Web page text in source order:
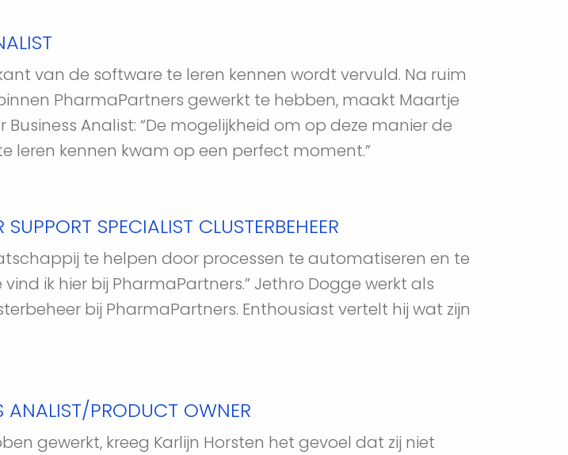
van de software te leren kennen wordt vervuld. Na ruim
PharmaPartners gewerkt te hebben, maakt Maartje
Analist: “De mogelijkheid om op deze manier de
leren kennen kwam op een perfect moment.”
SPECIALIST CLUSTERBEHEER
te helpen door processen te automatiseren en te
ik hier bij PharmaPartners.” Jethro Dogge werkt als
bij PharmaPartners. Enthousiast vertelt hij wat zijn
ANALIST/PRODUCT OWNER
gewerkt, kreeg Karlijn Horsten het gevoel dat zij niet